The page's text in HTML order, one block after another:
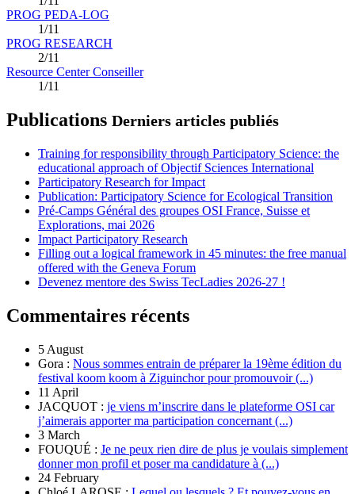
PROG PEDA-LOG
1/11
PROG RESEARCH
2/11
Resource Center Conseiller
1/11
Publications Derniers articles publiés
Training for responsibility through Participatory Science: the
educational approach of Objectif Sciences International
Participatory Research for Impact
Publication: Participatory Science for Ecological Transition
Pré-Camps Général des groupes OSI France, Suisse et
Explorations, mai 2026
Impact Participatory Research
Filling out a logical framework in 45 minutes: the free manual
offered with the Geneva Forum
Devenez mentore des Swiss TecLadies 2026-27 !
Commentaires récents
5 August
Gora : Nous sommes entrain de préparer la 19ème édition du
festival koom koom à Ziguinchor pour promouvoir (...)
11 April
JACQUOT : je viens m’inscrire dans le plateforme OSI car
j’aimerais apporter ma participation concernant (...)
3 March
FOUQUÉ : Je ne peux rien dire de plus je voulais simplement
donner mon profil et poser ma candidature à (...)
24 February